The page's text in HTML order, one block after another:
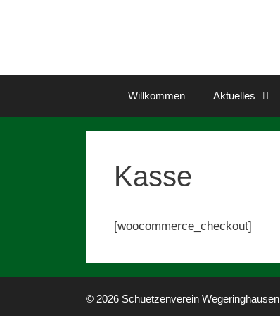
Willkommen Aktuelles
Kasse
[woocommerce_checkout]
© 2026 Schuetzenverein Wegeringhausen